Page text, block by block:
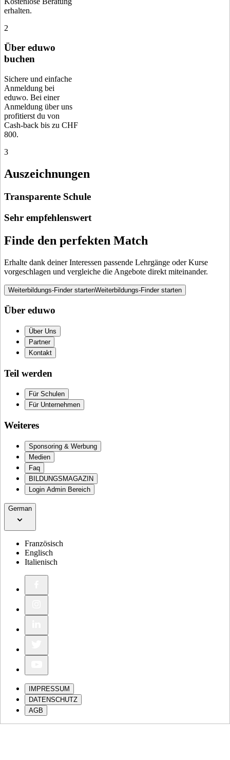
erhalten.
2
Über eduwo
buchen
Sichere und einfache
Anmeldung bei
eduwo. Bei einer
Anmeldung über uns
profitierst du von
Cash-back bis zu CHF
800.
3
Auszeichnungen
Transparente Schule
Sehr empfehlenswert
Finde den perfekten Match
Erhalte dank deiner Interessen passende Lehrgänge oder Kurse
vorgeschlagen und vergleiche die Angebote direkt miteinander.
Weiterbildungs-Finder startenWeiterbildungs-Finder starten
Über eduwo
Über Uns
Partner
Kontakt
Teil werden
Für Schulen
Für Unternehmen
Weiteres
Sponsoring & Werbung
Medien
Faq
BILDUNGSMAGAZIN
Login Admin Bereich
German
Französisch
Englisch
Italienisch
IMPRESSUM
DATENSCHUTZ
AGB